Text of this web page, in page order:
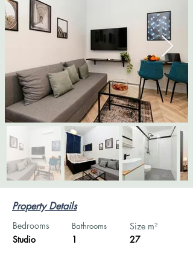
Property Details
Bedrooms
Studio
Bathrooms
1
Size m²
27